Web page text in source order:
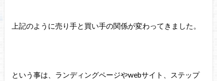
上記のように売り手と買い手の関係が変わってきました。
という事は、ランディングページやwebサイト、ステップ